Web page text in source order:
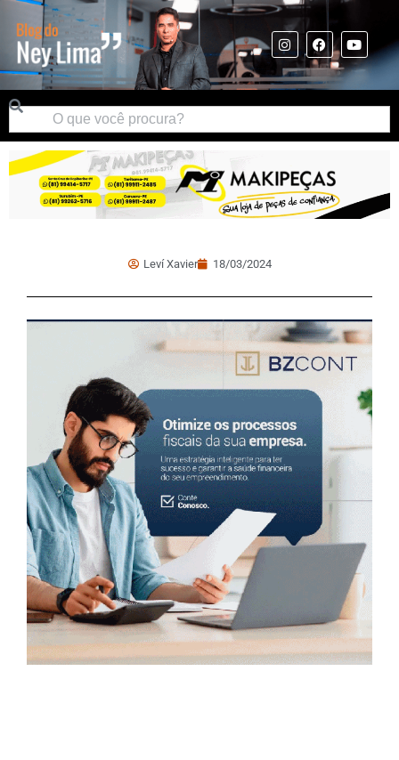
Leví Xavier 18/03/2024